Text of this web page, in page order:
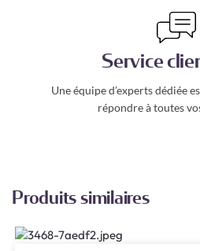
Service
Une équipe d’experts dédiée
répondre à toutes
Produits similaires